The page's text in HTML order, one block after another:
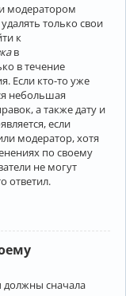
модератором
только свои
к
в
в течение
Если кто-то уже
небольшая
а также дату и
если
модератор, хотя
по своему
не могут
ответил.
сначала